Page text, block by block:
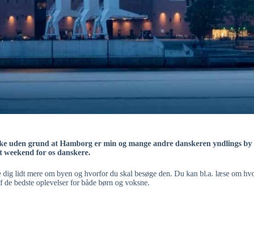
uden grund at Hamborg er min og mange andre danskeren yndlings
for os danskere.
lidt mere om byen og hvorfor du skal besøge den. Du kan bl.a. læse om
bedste oplevelser for både børn og voksne.